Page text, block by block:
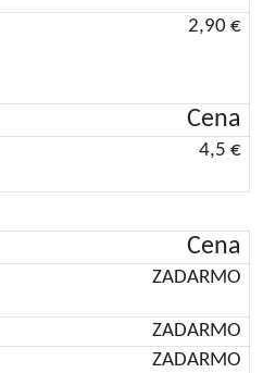
2,90 €
Cena
4,5 €
Cena
ZADARMO
ZADARMO
ZADARMO